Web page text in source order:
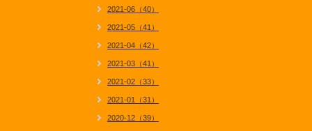
2021-06（40）
2021-05（41）
2021-04（42）
2021-03（41）
2021-02（33）
2021-01（31）
2020-12（39）